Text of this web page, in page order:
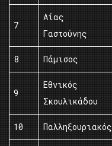
7
Αίας
Γαστούνης
8 Πάμισος
9
Εθνικός
Σκουλικάδου
10 Παλληξουριακός